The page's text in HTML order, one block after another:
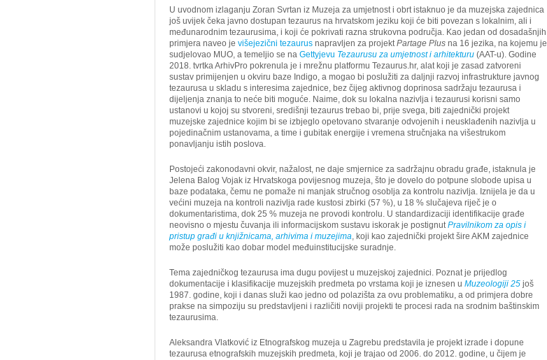
U uvodnom izlaganju Zoran Svrtan iz Muzeja za umjetnost i obrt istaknuo je da muzejska zajednica
još uvijek čeka javno dostupan tezaurus na hrvatskom jeziku koji će biti povezan s lokalnim, ali i
međunarodnim tezaurusima, i koji će pokrivati razna strukovna područja. Kao jedan od dosadašnjih
primjera naveo je višejezični tezaurus napravljen za projektPartage Plus na 16 jezika, na kojemu je
sudjelovao MUO, a temeljio se na Gettyjevu Tezaurusu za umjetnost i arhitekturu (AAT-u). Godine
2018. tvrtka ArhivPro pokrenula je i mrežnu platformu Tezaurus.hr, alat koji je zasad zatvoreni
sustav primijenjen u okviru baze Indigo, a mogao bi poslužiti za daljnji razvoj infrastrukture javnog
tezaurusa u skladu s interesima zajednice, bez čijeg aktivnog doprinosa sadržaju tezaurusa i
dijeljenja znanja to neće biti moguće. Naime, dok su lokalna nazivlja i tezaurusi korisni samo
ustanovi u kojoj su stvoreni, središnji tezaurus trebao bi, prije svega, biti zajednički projekt
muzejske zajednice kojim bi se izbjeglo opetovano stvaranje odvojenih i neusklađenih nazivlja u
pojedinačnim ustanovama, a time i gubitak energije i vremena stručnjaka na višestrukom
ponavljanju istih poslova.
Postojeći zakonodavni okvir, nažalost, ne daje smjernice za sadržajnu obradu građe, istaknula je
Jelena Balog Vojak iz Hrvatskoga povijesnog muzeja, što je dovelo do potpune slobode upisa u
baze podataka, čemu ne pomaže ni manjak stručnog osoblja za kontrolu nazivlja. Iznijela je da u
većini muzeja na kontroli nazivlja rade kustosi zbirki (57 %), u 18 % slučajeva riječ je o
dokumentaristima, dok 25 % muzeja ne provodi kontrolu. U standardizaciji identifikacije građe
neovisno o mjestu čuvanja ili informacijskom sustavu iskorak je postignutPravilnikom za opis i
pristup građi u knjižnicama, arhivima i muzejima, koji kao zajednički projekt šire AKM zajednice
može poslužiti kao dobar model međuinstitucijske suradnje.
Tema zajedničkog tezaurusa ima dugu povijest u muzejskoj zajednici. Poznat je prijedlog
dokumentacije i klasifikacije muzejskih predmeta po vrstama koji je iznesen u Muzeologiji 25 još
1987. godine, koji i danas služi kao jedno od polazišta za ovu problematiku, a od primjera dobre
prakse na simpoziju su predstavljeni i različiti noviji projekti te procesi rada na srodnim baštinskim
tezaurusima.
Aleksandra Vlatković iz Etnografskog muzeja u Zagrebu predstavila je projekt izrade i dopune
tezaurusa etnografskih muzejskih predmeta, koji je trajao od 2006. do 2012. godine, u čijem je